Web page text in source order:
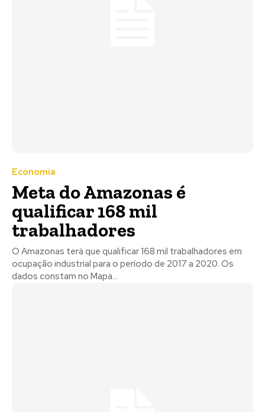
Economia
Meta do Amazonas é
qualificar 168 mil
trabalhadores
O Amazonas terá que qualificar 168 mil trabalhadores em
ocupação industrial para o período de 2017 a 2020. Os
dados constam no Mapa...